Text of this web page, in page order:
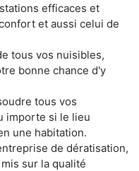
efficaces et
et aussi celui de
tous vos nuisibles,
bonne chance d'y
tous vos
importe si le lieu
une habitation.
de dératisation,
sur la qualité